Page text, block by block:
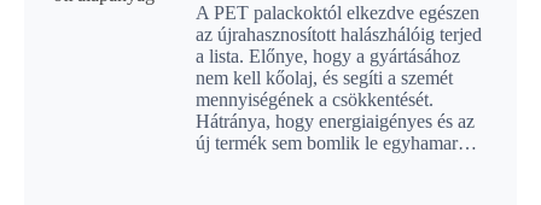
A PET palackoktól elkezdve egészen
az újrahasznosított halászhálóig terjed
a lista. Előnye, hogy a gyártásához
nem kell kőolaj, és segíti a szemét
mennyiségének a csökkentését.
Hátránya, hogy energiaigényes és az
új termék sem bomlik le egyhamar…